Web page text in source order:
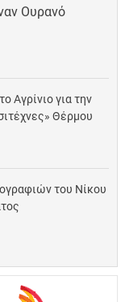
Ουρανό
Αγρίνιο για την
Θέρμου
του Νίκου